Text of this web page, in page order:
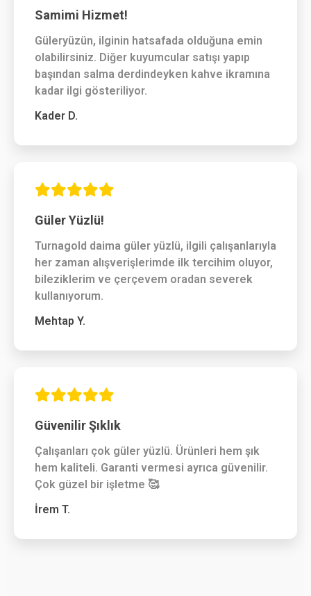
Samimi Hizmet!
Güleryüzün, ilginin hatsafada olduğuna emin
olabilirsiniz. Diğer kuyumcular satışı yapıp
başından salma derdindeyken kahve ikramına
kadar ilgi gösteriliyor.
Kader D.
Güler Yüzlü!
Turnagold daima güler yüzlü, ilgili çalışanlarıyla
her zaman alışverişlerimde ilk tercihim oluyor,
bileziklerim ve çerçevem oradan severek
kullanıyorum.
Mehtap Y.
Güvenilir Şıklık
Çalışanları çok güler yüzlü. Ürünleri hem şık
hem kaliteli. Garanti vermesi ayrıca güvenilir.
Çok güzel bir işletme 🥰
İrem T.